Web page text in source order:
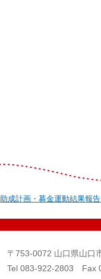
助成計画・募金運動結果報
〒753-0072 山口県山口
Tel 083-922-2803 Fax